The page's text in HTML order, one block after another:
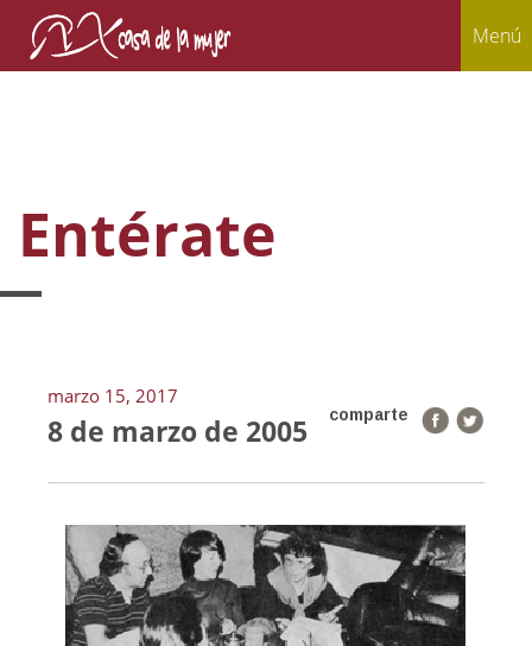
Menú
Entérate
marzo 15, 2017
comparte
8 de marzo de 2005